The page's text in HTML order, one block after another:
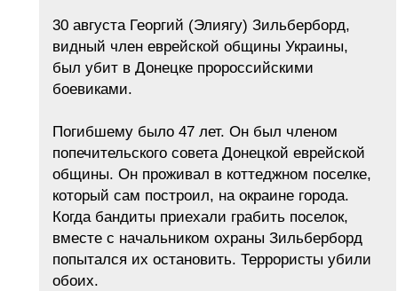
30 августа Георгий (Элиягу) Зильберборд,
видный член еврейской общины Украины,
был убит в Донецке пророссийскими
боевиками.
Погибшему было 47 лет. Он был членом
попечительского совета Донецкой еврейской
общины. Он проживал в коттеджном поселке,
который сам построил, на окраине города.
Когда бандиты приехали грабить поселок,
вместе с начальником охраны Зильберборд
попытался их остановить. Террористы убили
обоих.